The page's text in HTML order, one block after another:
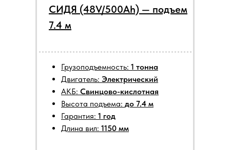
СИДЯ (48V/500Ah) — подъем
7.4 м
Грузоподъемность: 1 тонна
Двигатель: Электрический
АКБ: Свинцово-кислотная
Высота подъема: до 7.4 м
Гарантия: 1 год
Длина вил: 1150 мм